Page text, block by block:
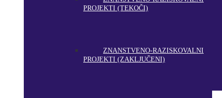
PROJEKTI (TEKOČI)
ZNANSTVENO-RAZISKOVALNI
PROJEKTI (ZAKLJUČENI)